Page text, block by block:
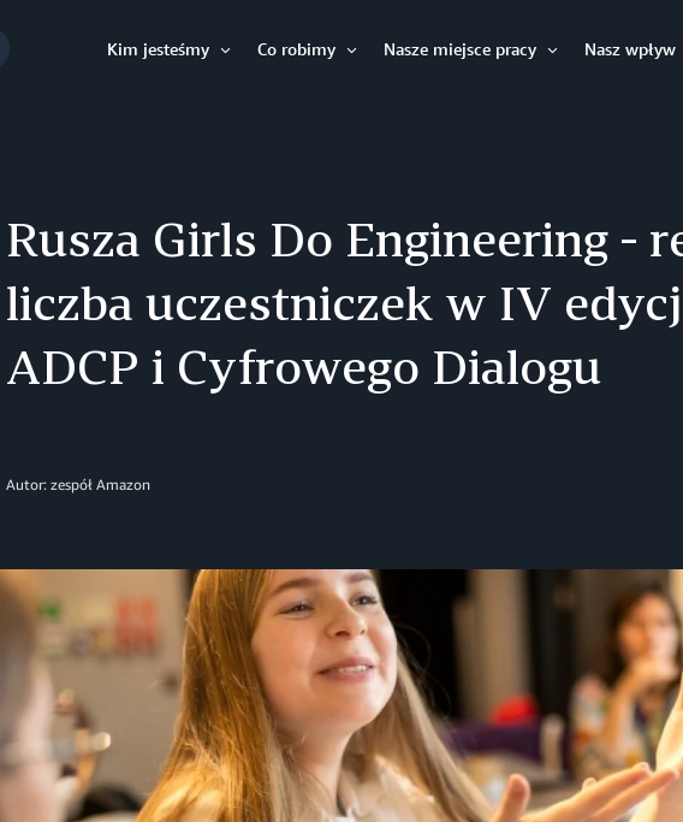
Kim jesteśmy
Co robimy
Nasze miejsce pracy
Nasz wpływ
Rusza Girls Do Engineering -
liczba uczestniczek w IV
ADCP i Cyfrowego Dialogu
Autor: zespół Amazon